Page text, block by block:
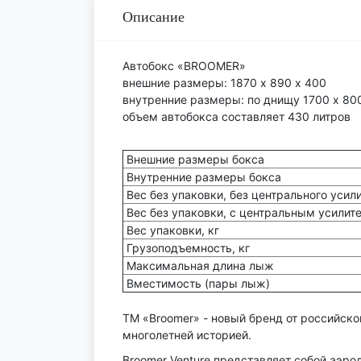
Описание
Автобокс «BROOMER»
внешние размеры: 1870 х 890 х 400
внутренние размеры: по днищу 1700 х
объем автобокса составляет 430 литров
Внешние размеры бокса
Внутренние размеры бокса
Вес без упаковки, без центрального
Вес без упаковки, с центральным
Вес упаковки, кг
Грузоподъемность, кг
Максимальная длина лыж
Вместимость (пары лыж)
ТМ «Broomer» - новый бренд от
многолетней историей.